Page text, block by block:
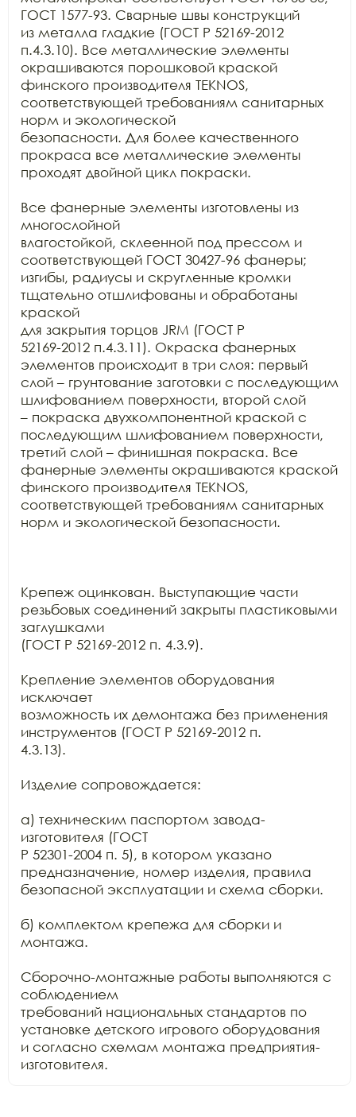
ГОСТ 1577-93. Сварные швы конструкций
из металла гладкие (ГОСТ Р 52169-2012
п.4.3.10). Все металлические элементы
окрашиваются порошковой краской
финского производителя TEKNOS,
соответствующей требованиям санитарных
норм и экологической
безопасности. Для более качественного
прокраса все металлические элементы
проходят двойной цикл покраски.
Все фанерные элементы изготовлены из
многослойной
влагостойкой, склеенной под прессом и
соответствующей ГОСТ 30427-96 фанеры;
изгибы, радиусы и скругленные кромки
тщательно отшлифованы и обработаны
краской
для закрытия торцов JRM (ГОСТ Р
52169-2012 п.4.3.11). Окраска фанерных
элементов происходит в три слоя: первый
слой – грунтование заготовки с последующим
шлифованием поверхности, второй слой
– покраска двухкомпонентной краской с
последующим шлифованием поверхности,
третий слой – финишная покраска. Все
фанерные элементы окрашиваются краской
финского производителя TEKNOS,
соответствующей требованиям санитарных
норм и экологической безопасности.
Крепеж оцинкован. Выступающие части
резьбовых соединений закрыты пластиковыми
заглушками
(ГОСТ Р 52169-2012 п. 4.3.9).
Крепление элементов оборудования
исключает
возможность их демонтажа без применения
инструментов (ГОСТ Р 52169-2012 п.
4.3.13).
Изделие сопровождается:
а) техническим паспортом завода-
изготовителя (ГОСТ
Р 52301-2004 п. 5), в котором указано
предназначение, номер изделия, правила
безопасной эксплуатации и схема сборки.
б) комплектом крепежа для сборки и
монтажа.
Сборочно-монтажные работы выполняются с
соблюдением
требований национальных стандартов по
установке детского игрового оборудования
и согласно схемам монтажа предприятия-
изготовителя.